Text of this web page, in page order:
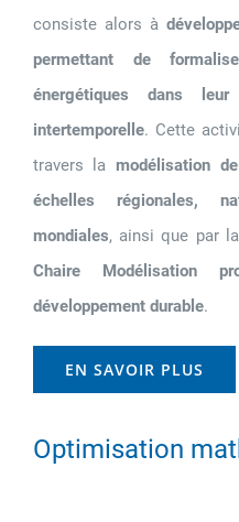
consiste alors à
permettant de
énergétiques dans
intertemporelle. Cette
travers la modélisation
échelles régionales,
mondiales, ainsi que par
Chaire Modélisation
développement durable.
EN SAVOIR PLUS
Optimisation